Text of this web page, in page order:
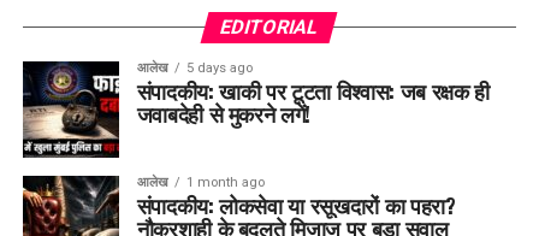
EDITORIAL
आलेख 5 days ago
संपादकीय: खाकी पर टूटता विश्वास: जब रक्षक ही
जवाबदेही से मुकरने लगें!
आलेख 1 month ago
संपादकीय: लोकसेवा या रसूखदारों का पहरा?
नौकरशाही के बदलते मिजाज पर बड़ा सवाल